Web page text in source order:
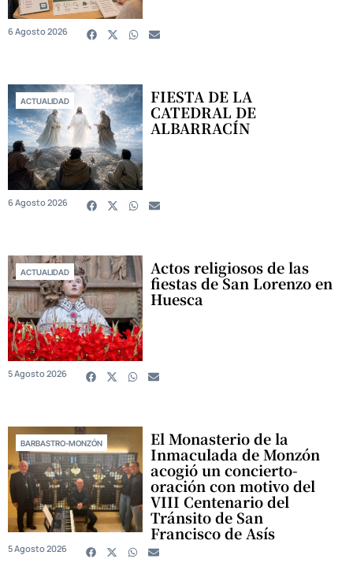
6 Agosto 2026
ACTUALIDAD FIESTA DE LA
CATEDRAL DE
ALBARRACÍN
6 Agosto 2026
ACTUALIDAD Actos religiosos de las
fiestas de San Lorenzo en
Huesca
5 Agosto 2026
BARBASTRO-MONZÓN El Monasterio de la
Inmaculada de Monzón
acogió un concierto-
oración con motivo del
VIII Centenario del
Tránsito de San
Francisco de Asís
5 Agosto 2026